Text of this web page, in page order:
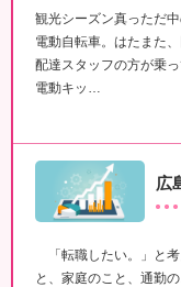
観光シーズン真っただ
電動自転車。はたまた
配達スタッフの方が乗
電動キッ…
広
「転職したい。」と考
と、家庭のこと、通勤